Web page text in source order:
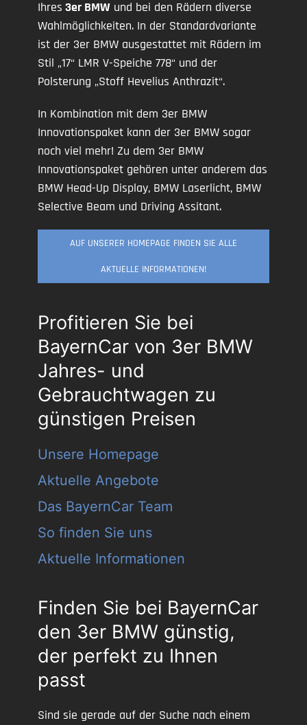
Ihres 3er BMW und bei den Rädern diverse
Wahlmöglichkeiten. In der Standardvariante
ist der 3er BMW ausgestattet mit Rädern im
Stil „17“ LMR V-Speiche 778“ und der
Polsterung „Stoff Hevelius Anthrazit“.
In Kombination mit dem 3er BMW
Innovationspaket kann der 3er BMW sogar
noch viel mehr! Zu dem 3er BMW
Innovationspaket gehören unter anderem das
BMW Head-Up Display, BMW Laserlicht, BMW
Selective Beam und Driving Assitant.
AUF UNSERER HOMEPAGE FINDEN SIE ALLE
AKTUELLE INFORMATIONEN!
Profitieren Sie bei
BayernCar von 3er BMW
Jahres- und
Gebrauchtwagen zu
günstigen Preisen
Unsere Homepage
Aktuelle Angebote
Das BayernCar Team
So finden Sie uns
Aktuelle Informationen
Finden Sie bei BayernCar
den 3er BMW günstig,
der perfekt zu Ihnen
passt
Sind sie gerade auf der Suche nach einem